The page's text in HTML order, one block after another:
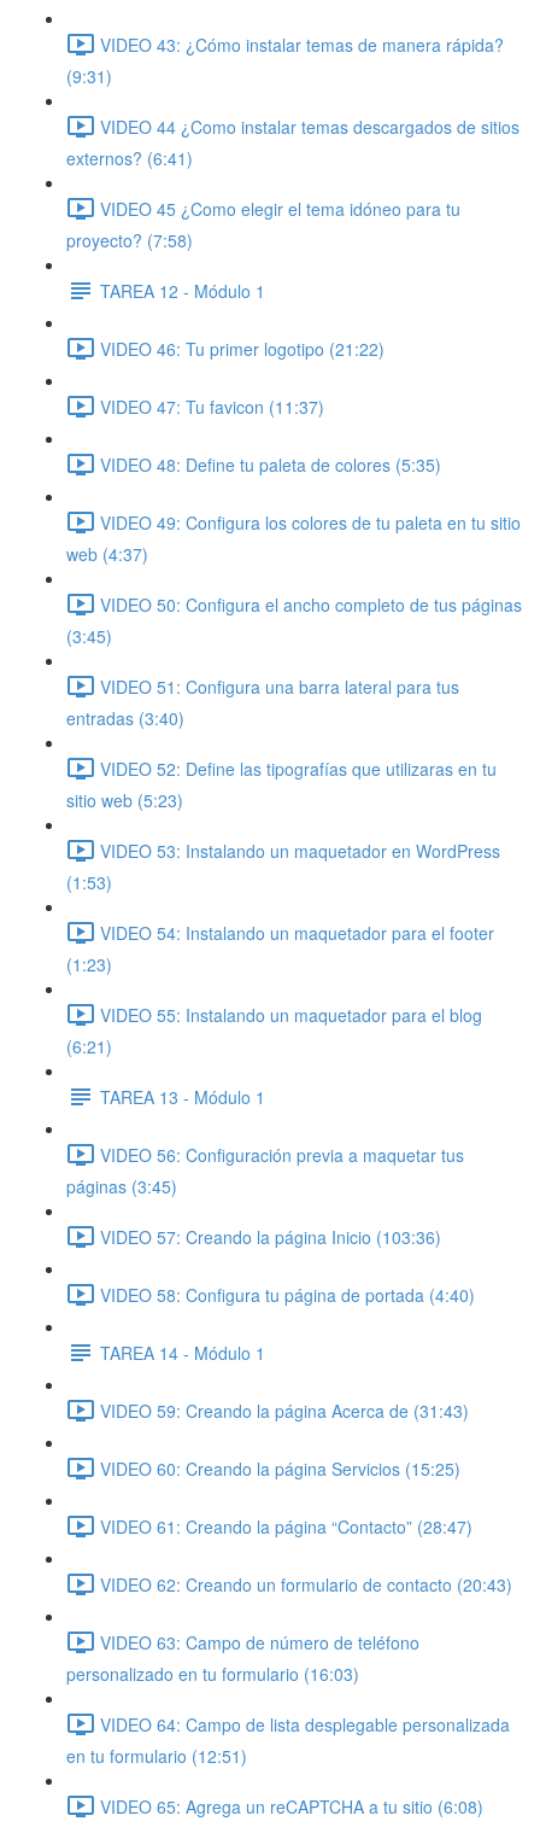
VIDEO 43: ¿Cómo instalar temas de manera rápida?
(9:31)
VIDEO 44 ¿Como instalar temas descargados de sitios
externos? (6:41)
VIDEO 45 ¿Como elegir el tema idóneo para tu
proyecto? (7:58)
TAREA 12 - Módulo 1
VIDEO 46: Tu primer logotipo (21:22)
VIDEO 47: Tu favicon (11:37)
VIDEO 48: Define tu paleta de colores (5:35)
VIDEO 49: Configura los colores de tu paleta en tu sitio
web (4:37)
VIDEO 50: Configura el ancho completo de tus páginas
(3:45)
VIDEO 51: Configura una barra lateral para tus
entradas (3:40)
VIDEO 52: Define las tipografías que utilizaras en tu
sitio web (5:23)
VIDEO 53: Instalando un maquetador en WordPress
(1:53)
VIDEO 54: Instalando un maquetador para el footer
(1:23)
VIDEO 55: Instalando un maquetador para el blog
(6:21)
TAREA 13 - Módulo 1
VIDEO 56: Configuración previa a maquetar tus
páginas (3:45)
VIDEO 57: Creando la página Inicio (103:36)
VIDEO 58: Configura tu página de portada (4:40)
TAREA 14 - Módulo 1
VIDEO 59: Creando la página Acerca de (31:43)
VIDEO 60: Creando la página Servicios (15:25)
VIDEO 61: Creando la página “Contacto” (28:47)
VIDEO 62: Creando un formulario de contacto (20:43)
VIDEO 63: Campo de número de teléfono
personalizado en tu formulario (16:03)
VIDEO 64: Campo de lista desplegable personalizada
en tu formulario (12:51)
VIDEO 65: Agrega un reCAPTCHA a tu sitio (6:08)